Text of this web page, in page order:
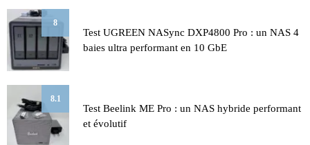
8
Test UGREEN NASync DXP4800 Pro : un NAS 4
baies ultra performant en 10 GbE
8.1
Test Beelink ME Pro : un NAS hybride performant
et évolutif